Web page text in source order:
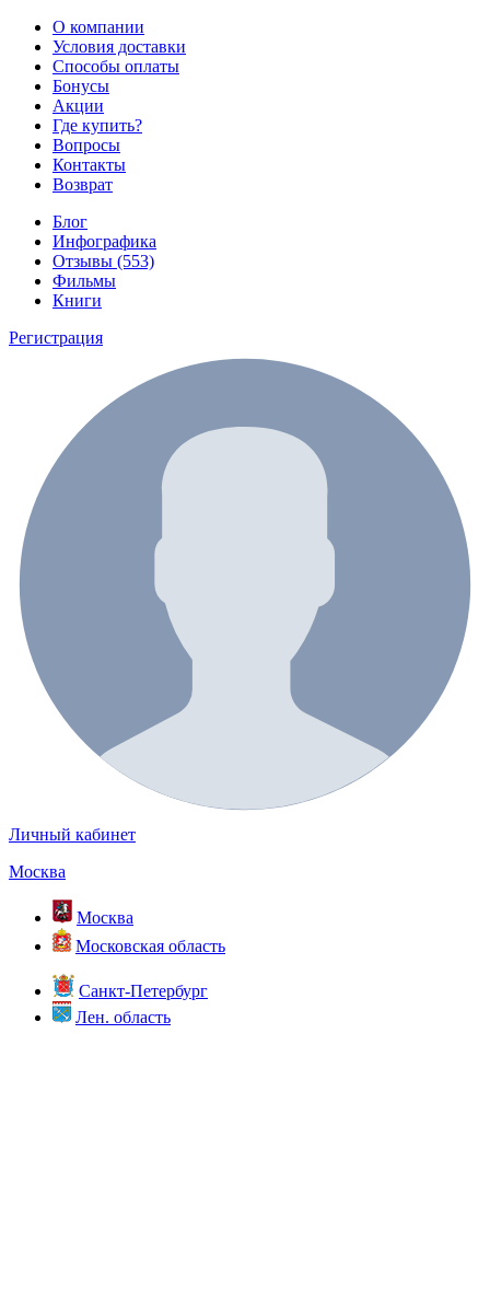
О компании
Условия доставки
Способы оплаты
Бонусы
Акции
Где купить?
Вопросы
Контакты
Возврат
Блог
Инфографика
Отзывы (553)
Фильмы
Книги
Регистрация
Личный кабинет
Москва
Москва
Московская область
Санкт-Петербург
Лен. область